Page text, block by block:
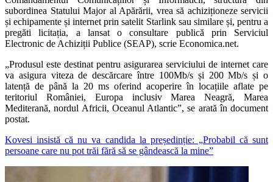
subordinea Statului Major al Apărării, vrea să achiziționeze servicii
și echipamente și internet prin satelit Starlink sau similare și, pentru a
pregăti licitația, a lansat o consultare publică prin Serviciul
Electronic de Achiziții Publice (SEAP), scrie Economica.net.
„Produsul este destinat pentru asigurarea serviciului de internet care
va asigura viteza de descărcare între 100Mb/s și 200 Mb/s și o
latență de până la 20 ms oferind acoperire în locațiile aflate pe
teritoriul României, Europa inclusiv Marea Neagră, Marea
Mediterană, nordul Africii, Oceanul Atlantic”, se arată în document
postat.
Kovesi insistă că nu va candida la președinție: „Probabil că sunt
persoane care nu pot trăi fără să se gândească la mine”